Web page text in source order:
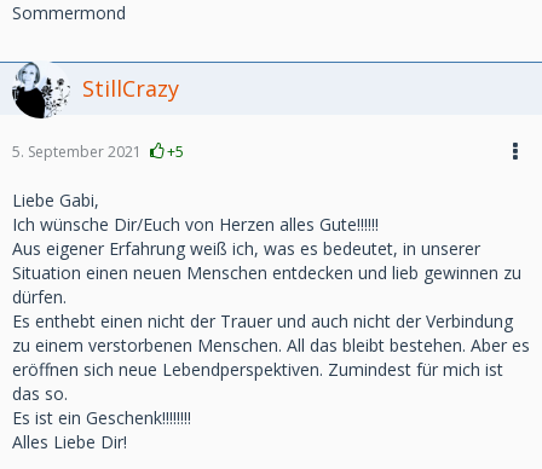
Sommermond
StillCrazy
5. September 2021 +5
Liebe Gabi,
Ich wünsche Dir/Euch von Herzen alles Gute!!!!!!
Aus eigener Erfahrung weiß ich, was es bedeutet, in unserer
Situation einen neuen Menschen entdecken und lieb gewinnen zu
dürfen.
Es enthebt einen nicht der Trauer und auch nicht der Verbindung
zu einem verstorbenen Menschen. All das bleibt bestehen. Aber es
eröffnen sich neue Lebendperspektiven. Zumindest für mich ist
das so.
Es ist ein Geschenk!!!!!!!!
Alles Liebe Dir!